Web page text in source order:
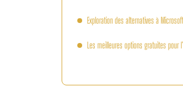
Exploration des alternatives à
Les meilleures options gratuites pour